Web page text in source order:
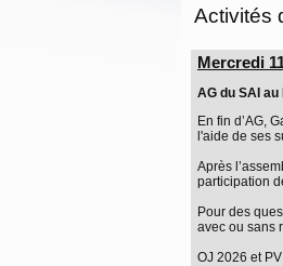
Activités
Mercredi
AG du SAI
En fin d’AG,
l'aide de ses
Après
participation
Pour des
avec ou sans
OJ 2026 et